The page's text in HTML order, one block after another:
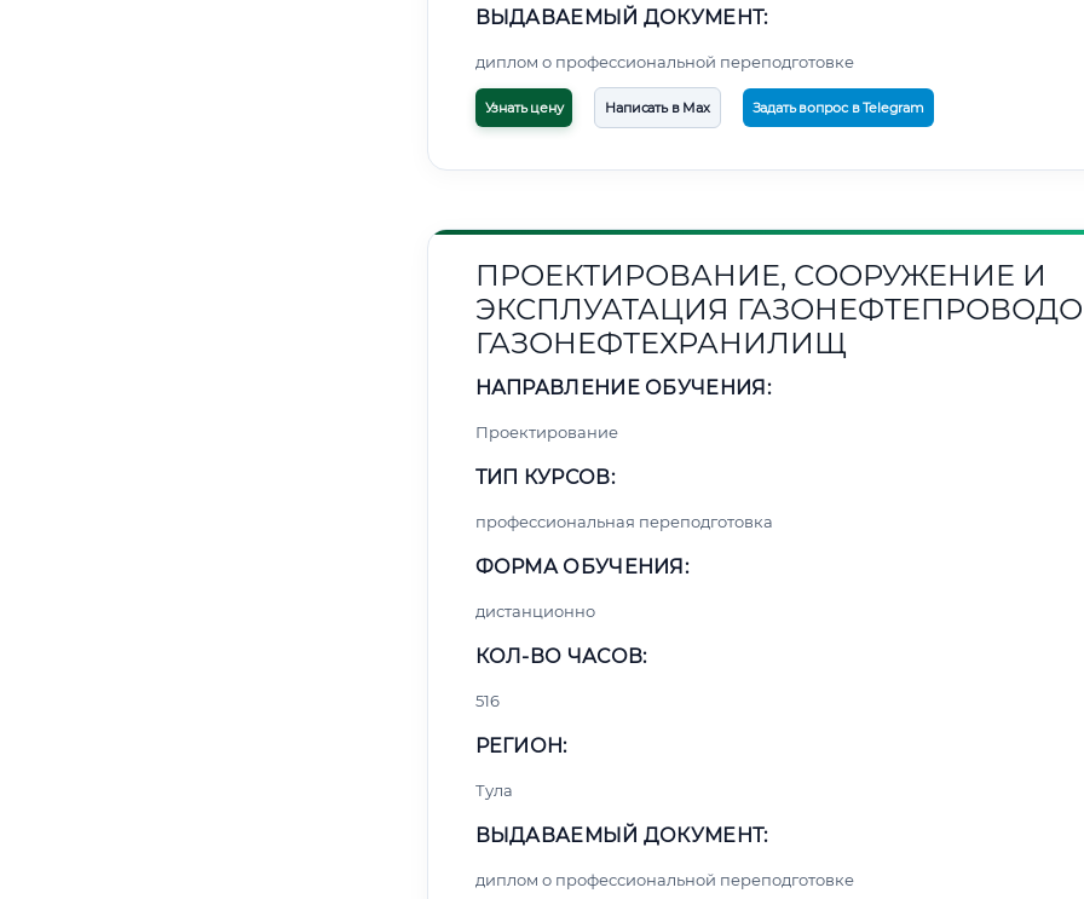
ВЫДАВАЕМЫЙ ДОКУМЕНТ:
диплом о профессиональной переподготовке
Узнать цену Написать в Max Задать вопрос в Telegram
ПРОЕКТИРОВАНИЕ, СООРУЖЕНИЕ И
ЭКСПЛУАТАЦИЯ
ГАЗОНЕФТЕХРАНИЛИЩ
НАПРАВЛЕНИЕ ОБУЧЕНИЯ:
Проектирование
ТИП КУРСОВ:
профессиональная переподготовка
ФОРМА ОБУЧЕНИЯ:
дистанционно
КОЛ-ВО ЧАСОВ:
516
РЕГИОН:
Тула
ВЫДАВАЕМЫЙ ДОКУМЕНТ:
диплом о профессиональной переподготовке